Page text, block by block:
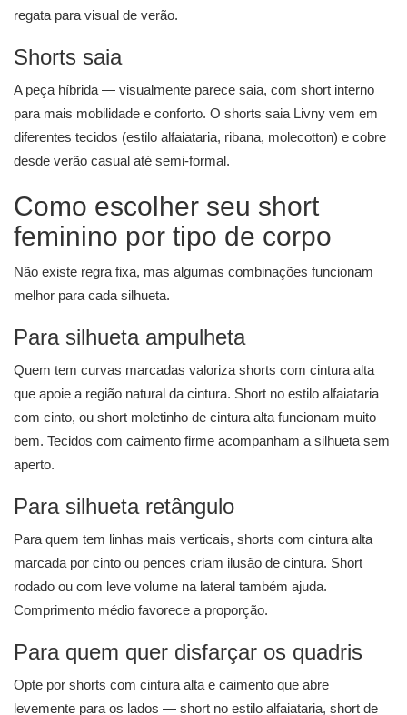
regata para visual de verão.
Shorts saia
A peça híbrida — visualmente parece saia, com short interno
para mais mobilidade e conforto. O shorts saia Livny vem em
diferentes tecidos (estilo alfaiataria, ribana, molecotton) e cobre
desde verão casual até semi-formal.
Como escolher seu short
feminino por tipo de corpo
Não existe regra fixa, mas algumas combinações funcionam
melhor para cada silhueta.
Para silhueta ampulheta
Quem tem curvas marcadas valoriza shorts com cintura alta
que apoie a região natural da cintura. Short no estilo alfaiataria
com cinto, ou short moletinho de cintura alta funcionam muito
bem. Tecidos com caimento firme acompanham a silhueta sem
aperto.
Para silhueta retângulo
Para quem tem linhas mais verticais, shorts com cintura alta
marcada por cinto ou pences criam ilusão de cintura. Short
rodado ou com leve volume na lateral também ajuda.
Comprimento médio favorece a proporção.
Para quem quer disfarçar os quadris
Opte por shorts com cintura alta e caimento que abre
levemente para os lados — short no estilo alfaiataria, short de